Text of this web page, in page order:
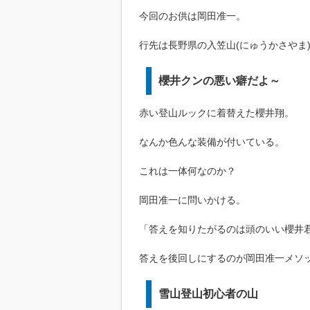
今回のお供は岡田准一。
行先は長野県の入笠山(にゅうかさやま)
櫻井クンの悪い癖だよ～
赤い登山ルックに着替えた櫻井翔。
なんか色んな装備が付いている。
これは一体何なのか？
岡田准一に問いかける。
「答えを知りたがるのは頭のいい櫻井
答えを後回しにするのが岡田准一メソ
雪山登山初心者の山